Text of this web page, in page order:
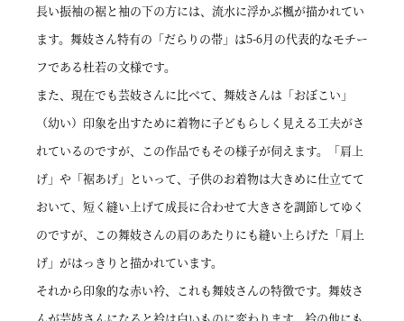
長い振袖の裾と袖の下の方には、流水に浮かぶ楓が描かれてい
ます。舞妓さん特有の「だらりの帯」は5-6月の代表的なモチー
フである杜若の文様です。
また、現在でも芸妓さんに比べて、舞妓さんは「おぼこい」
（幼い）印象を出すために着物に子どもらしく見える工夫がさ
れているのですが、この作品でもその様子が伺えます。「肩上
げ」や「裾あげ」といって、子供のお着物は大きめに仕立てて
おいて、短く縫い上げて成長に合わせて大きさを調節してゆく
のですが、この舞妓さんの肩のあたりにも縫い上らげた「肩上
げ」がはっきりと描かれています。
それから印象的な赤い衿、これも舞妓さんの特徴です。舞妓さ
んが芸妓さんになると衿は白いものに変わります。衿の他にも